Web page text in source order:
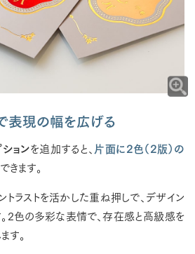
表現の幅を広げる
ョンを追加すると、
片面に2色（2版）の
きます。
トラストを活かした重ね押しで、デザイン
2色の多彩な表情で、存在感と高級感を
す。